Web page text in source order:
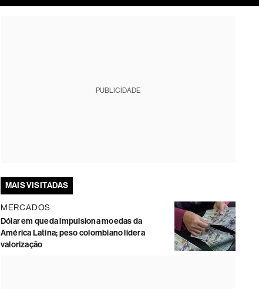
PUBLICIDADE
MAIS VISITADAS
MERCADOS
Dólar em queda impulsiona moedas da
América Latina; peso colombiano lidera
valorização